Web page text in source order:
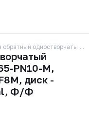
обратный одностворчатый
PN10-M,
диск -
Ф/Ф